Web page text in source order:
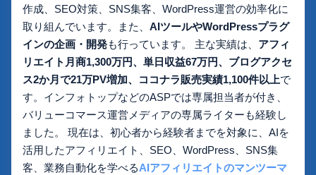
作成、SEO対策、SNS集客、WordPress運営の効率化に
取り組んでいます。また、 AIツールやWordPressプラグ
インの企画・開発も行っています。 主な実績は、 アフィ
リエイト月商1,300万円、単日収益67万円、ブログアクセ
ス2か月で21万PV増加、ココナラ販売実績1,100件以上で
す。インフォトップなどのASPでは専属担当者が付き、
バリューコマース運営メディアの専属ライターも経験し
ました。 現在は、初心者から経験者までを対象に、AIを
活用したアフィリエイト、SEO、WordPress、SNS集
客、業務自動化を学べるAIアフィリエイトのマンツーマ